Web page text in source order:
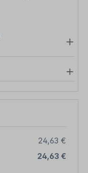
24,63 €
24,63 €